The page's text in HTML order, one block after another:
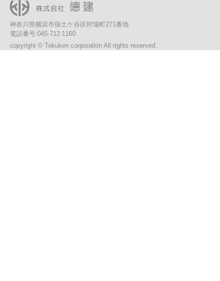
神奈川県横浜市保土ケ谷区狩場町271番地
電話番号:045-712-1160
copyright © Tokuken corporation All rights reserved.